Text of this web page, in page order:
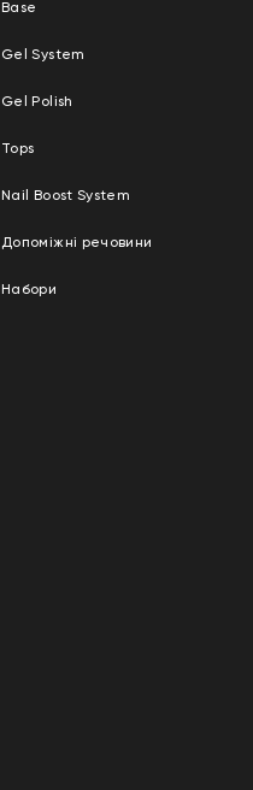
Base
Gel System
Gel Polish
Tops
Nail Boost System
Допоміжні речовини
Набори